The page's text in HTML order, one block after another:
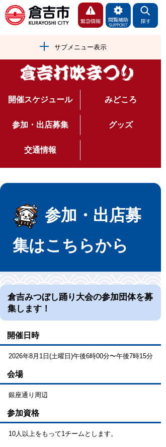
サブメニュー表示
開催スケジュール みどころ
参加・出店募集 グッズ
交通情報
参加・出店募
集はこちらから
倉吉みつぼし踊り大会の参加団体を募
集します！
開催日時
2026年8月1日(土曜日)午後6時00分〜午後7時15分
会場
銀座通り周辺
参加資格
10人以上をもって1チームとします。